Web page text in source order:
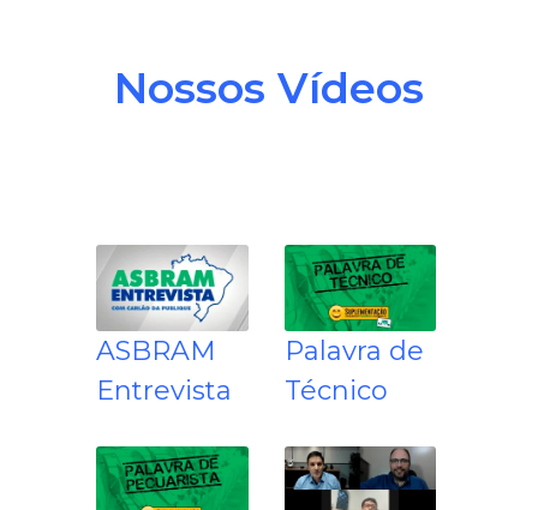
Nossos Vídeos
ASBRAM
Entrevista
Palavra de
Técnico